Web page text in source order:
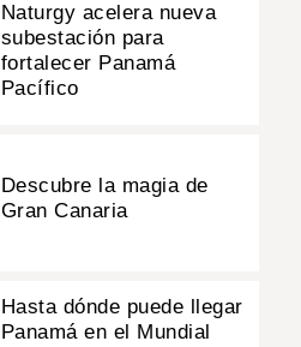
Naturgy acelera nueva
subestación para
fortalecer Panamá
Pacífico
Descubre la magia de
Gran Canaria
Hasta dónde puede llegar
Panamá en el Mundial